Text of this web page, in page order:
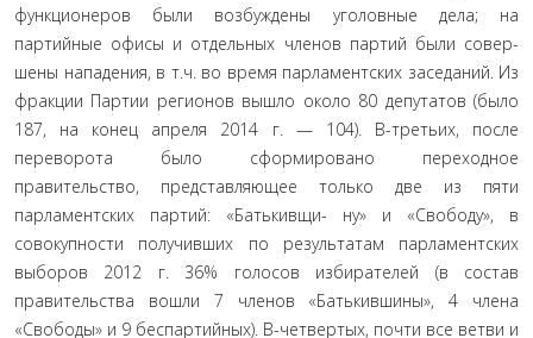
функционеров были возбуждены уголовные дела; на
партийные офисы и отдельных членов партий были совер­
шены нападения, в т.ч. во время парламентских заседаний. Из
фракции Партии регионов вышло около 80 депутатов (было
187, на конец апреля 2014 г. — 104). В-третьих, после
переворота было сформировано переходное
правительство, представляю­щее только две из пяти
парламентских партий: «Батькивщи- ну» и «Свободу», в
совокупности получивших по результатам парламентских
выборов 2012 г. 36% голосов избирателей (в со­став
правительства вошли 7 членов «Батькившины», 4 члена
«Свободы» и 9 беспартийных). В-четвертых, почти все ветви и